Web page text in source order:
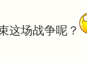
这场战争呢？